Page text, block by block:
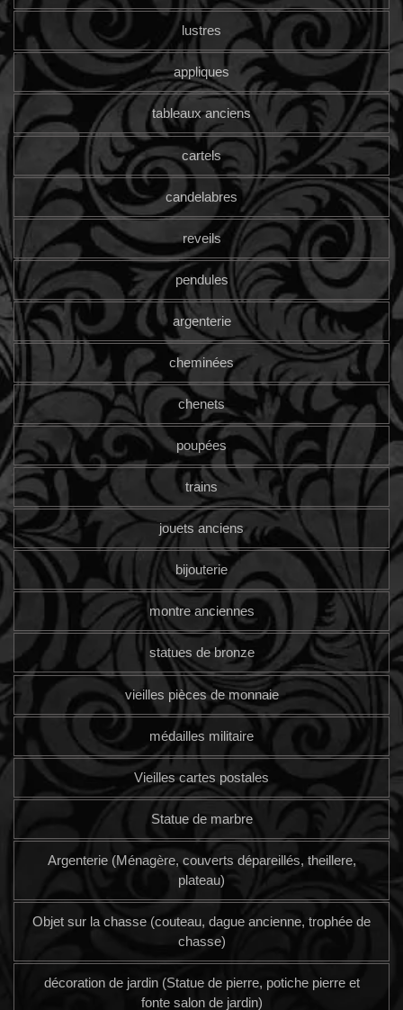
lustres
appliques
tableaux anciens
cartels
candelabres
reveils
pendules
argenterie
cheminées
chenets
poupées
trains
jouets anciens
bijouterie
montre anciennes
statues de bronze
vieilles pièces de monnaie
médailles militaire
Vieilles cartes postales
Statue de marbre
Argenterie (Ménagère, couverts dépareillés, theillere,
plateau)
Objet sur la chasse (couteau, dague ancienne, trophée de
chasse)
décoration de jardin (Statue de pierre, potiche pierre et
fonte salon de jardin)